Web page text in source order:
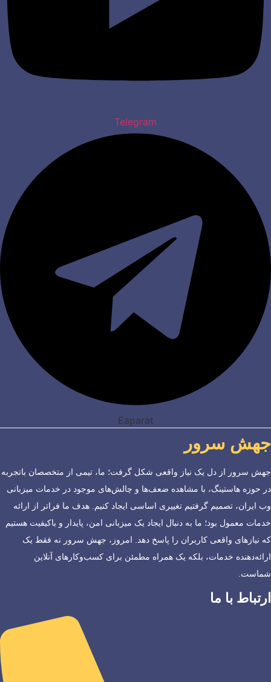
Telegram
Eaparat
جهش سرور
جهش سرور از دل یک نیاز واقعی شکل گرفت؛ ما، تیمی از متخصصان باتجربه
در حوزه هاستینگ، با مشاهده ضعف‌ها و چالش‌های موجود در خدمات میزبانی
وب ایران، تصمیم گرفتیم تغییری اساسی ایجاد کنیم. هدف ما فراتر از ارائه
خدمات معمول بود؛ ما به دنبال ایجاد یک میزبانی امن، پایدار و باکیفیت هستیم
که نیازهای واقعی کاربران را پاسخ دهد. امروز، جهش سرور نه فقط یک
ارائه‌دهنده خدمات، بلکه یک همراه مطمئن برای کسب‌وکارهای آنلاین
شماست.
ارتباط با ما